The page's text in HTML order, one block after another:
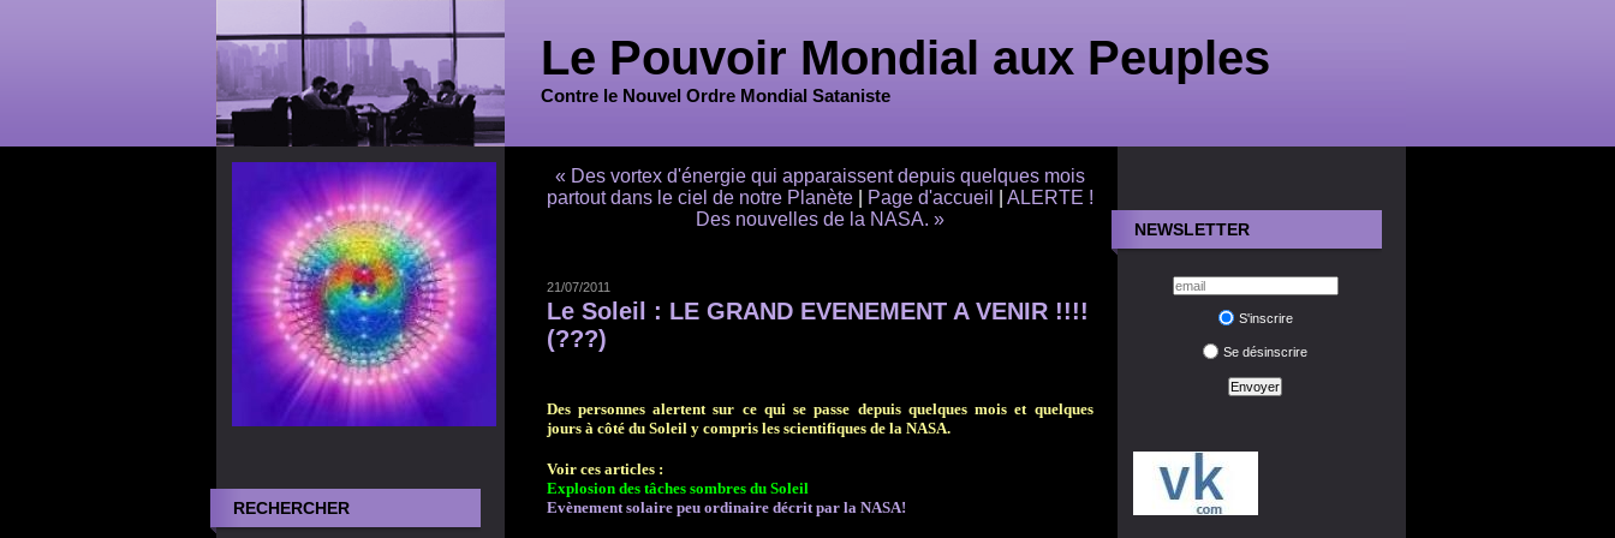
Le Pouvoir Mondial aux Peuples
Contre le Nouvel Ordre Mondial Sataniste
RECHERCHER
NEWSLETTER
S'inscrire
Se désinscrire
« Des vortex d'énergie qui apparaissent depuis quelques mois
partout dans le ciel de notre Planète| Page d'accueil
ALERTE !
Des nouvelles de la NASA. »
21/07/2011
Le Soleil : LE GRAND EVENEMENT A VENIR !!!!
(???)
Des personnes alertent sur ce qui se passe depuis quelques mois et quelques
jours à côté du Soleil y compris les scientifiques de la NASA.
Voir ces articles :
Explosion des tâches sombres du Soleil
Evènement solaire peu ordinaire décrit par la NASA!